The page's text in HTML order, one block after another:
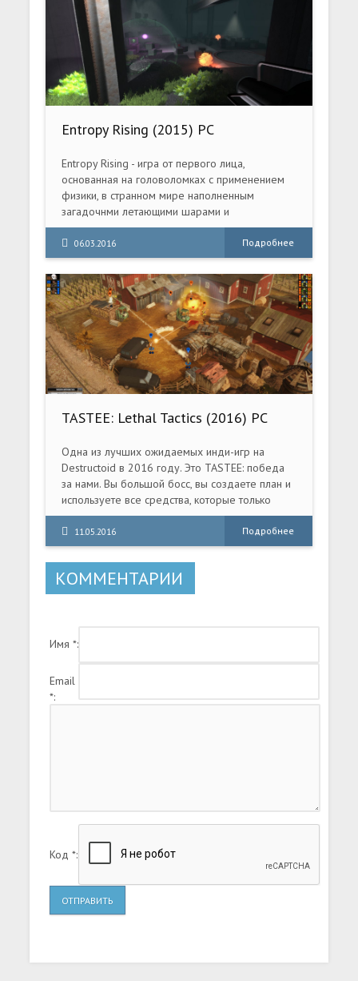
Entropy Rising (2015) PC
Entropy Rising - игра от первого лица,
основанная на головоломках с применением
физики, в странном мире наполненным
загадочнми летающими шарами и
крупногабаритными измерительными
приборами.
06.03.2016 Подробнее
TASTEE: Lethal Tactics (2016) PC
Одна из лучших ожидаемых инди-игр на
Destructoid в 2016 году. Это TASTEE: победа
за нами. Вы большой босс, вы создаете план и
используете все средства, которые только
доступны. Вам придется проделать грязную
работенку, которую не может выполнить
правительство. Тайно, без всяких санкций и
абсолютно нелегально. Они элита, неуловимы и
чертовски опасны.
11.05.2016 Подробнее
КОММЕНТАРИИ
Имя *:
Email
*:
Код *:
ОТПРАВИТЬ